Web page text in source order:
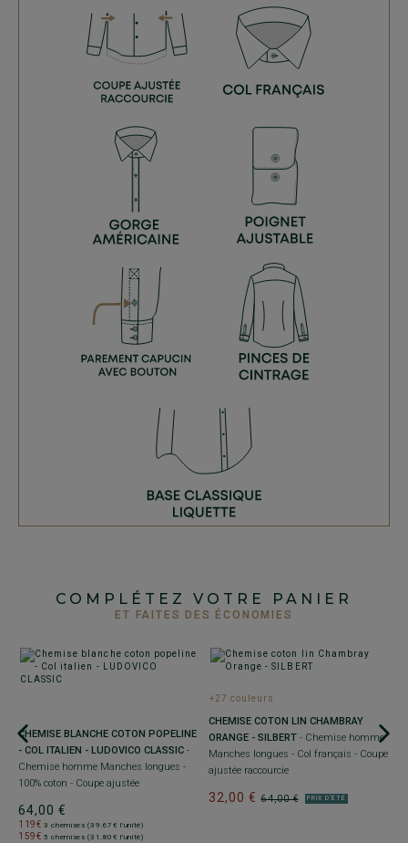
COMPLÉTEZ VOTRE PANIER
ET FAITES DES ÉCONOMIES
CHEMISE BLANCHE COTON POPELINE
- COL ITALIEN - LUDOVICO CLASSIC -
Chemise homme Manches longues -
100% coton - Coupe ajustée
64,00 €
119€ 3 chemises (39.67€ l'unité)
159€ 5 chemises (31.80€ l'unité)
+27 couleurs
CHEMISE COTON LIN CHAMBRAY
ORANGE - SILBERT - Chemise homme
Manches longues - Col français - Coupe
ajustée raccourcie
64,00 €
32,00 € PRIX D'ÉTÉ